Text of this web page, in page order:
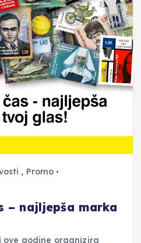
, Promo
– najljepša marka
ove godine organizira